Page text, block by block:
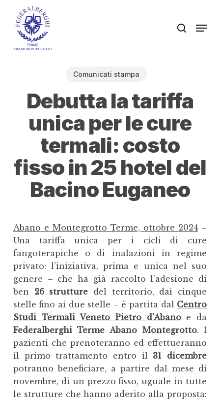
main
content
Comunicati stampa
Debutta la tariffa
unica per le cure
termali: costo
fisso in 25 hotel del
Bacino Euganeo
Abano e Montegrotto Terme, ottobre 2024 –
Una tariffa unica per i cicli di cure
fangoterapiche o di inalazioni in regime
privato: l’iniziativa, prima e unica nel suo
genere – che ha già raccolto l’adesione di
ben 26 strutture del territorio, dai cinque
stelle fino ai due stelle – è partita dal Centro
Studi Termali Veneto Pietro d’Abanoe da
Federalberghi Terme Abano Montegrotto. I
pazienti che prenoteranno ed effettueranno
il primo trattamento entro il 31 dicembre
potranno beneficiare, a partire dal mese di
novembre, di un prezzo fisso, uguale in tutte
le strutture che hanno aderito alla proposta: